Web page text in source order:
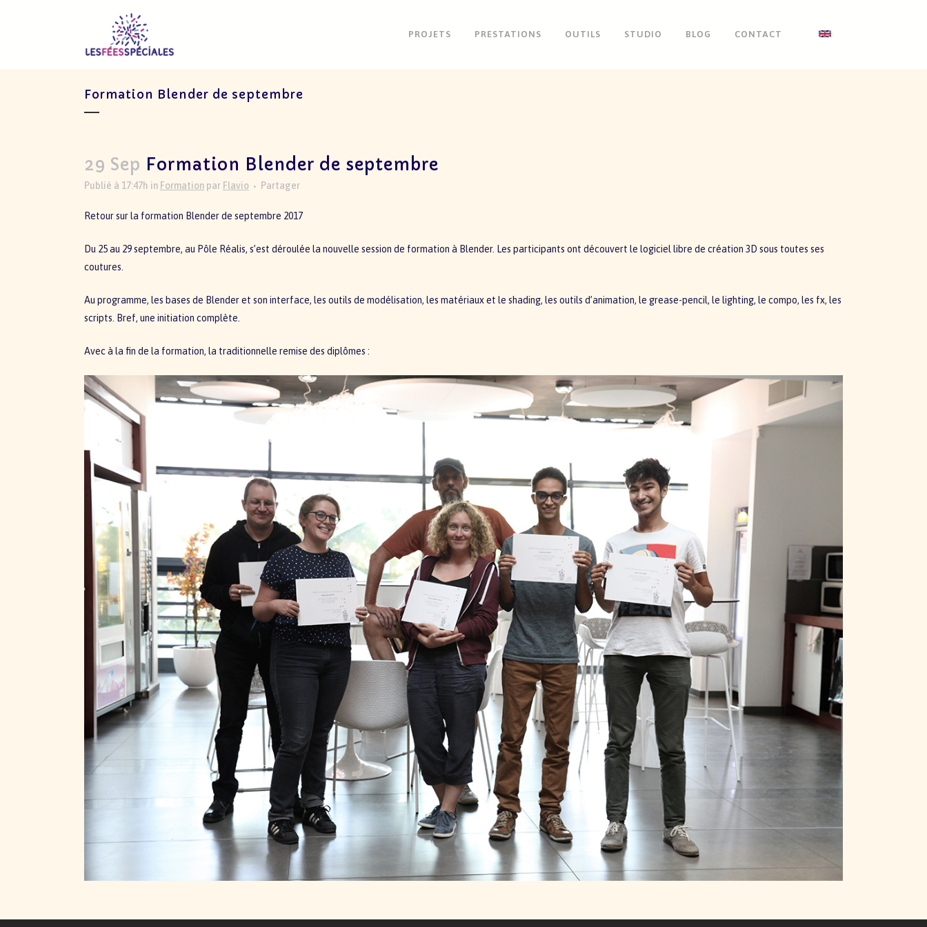
PROJETS PRESTATIONS OUTILS STUDIO BLOG CONTACT
Formation Blender de septembre
29 Sep Formation Blender de septembre
Publié à 17:47h in Formation par Flavio Partager
Retour sur la formation Blender de septembre 2017
Du 25 au 29 septembre, au Pôle Réalis, s’est déroulée la nouvelle session de formation à Blender. Les participants ont découvert le logiciel libre de création 3D sous toutes ses
coutures.
Au programme, les bases de Blender et son interface, les outils de modélisation, les matériaux et le shading, les outils d’animation, le grease-pencil, le lighting, le compo, les fx, les
scripts. Bref, une initiation complète.
Avec à la fin de la formation, la traditionnelle remise des diplômes :